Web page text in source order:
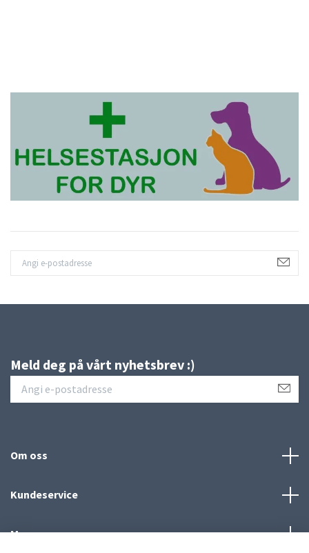
Meld deg på vårt nyhetsbrev :)
Om oss
Kundeservice
Meny